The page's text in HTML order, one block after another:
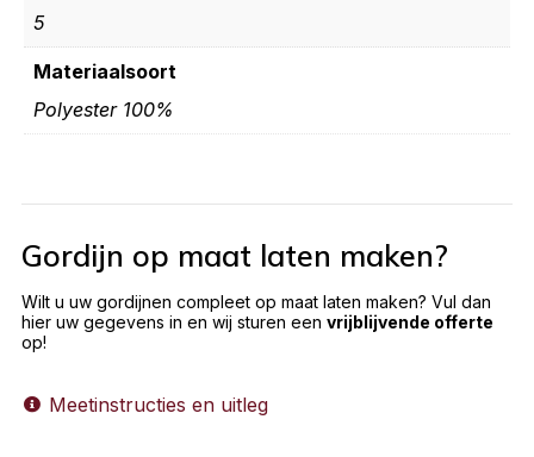
5
Materiaalsoort
Polyester 100%
Gordijn op maat laten maken?
Wilt u uw gordijnen compleet op maat laten maken? Vul dan
hier uw gegevens in en wij sturen een vrijblijvende offerte
op!
Meetinstructies en uitleg